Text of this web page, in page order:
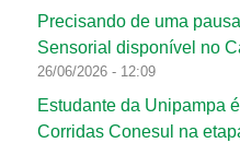
Precisando de uma
Sensorial disponível no
26/06/2026 - 12:09
Estudante da Unipampa
Corridas Conesul na